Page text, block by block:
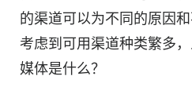
的渠道可以为不同的原因
考虑到可用渠道种类繁多
媒体是什么？